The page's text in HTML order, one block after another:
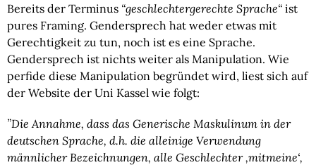
Bereits der Terminus “geschlechtergerechte Sprache“ ist
pures Framing. Gendersprech hat weder etwas mit
Gerechtigkeit zu tun, noch ist es eine Sprache.
Gendersprech ist nichts weiter als Manipulation. Wie
perfide diese Manipulation begründet wird, liest sich auf
der Website der Uni Kassel wie folgt:
”Die Annahme, dass das Generische Maskulinum in der
deutschen Sprache, d.h. die alleinige Verwendung
männlicher Bezeichnungen, alle Geschlechter ‚mitmeine‘,